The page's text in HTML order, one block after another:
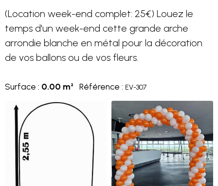
(Location week-end complet: 25€) Louez le
temps d'un week-end cette grande arche
arrondie blanche en métal pour la décoration
de vos ballons ou de vos fleurs.
Surface : 0.00 m² Référence : EV-307